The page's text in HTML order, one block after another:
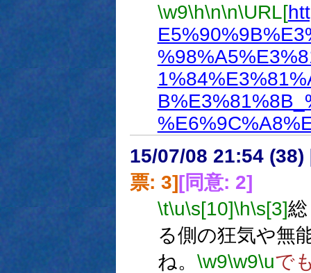
\w9\h\n\n\URL[
15/07/08 21:54 (38)
票: 3][同意: 2]
\t\u\s[10]\h\s[3]
る側の狂気や無
ね。 \w9\w9\uで